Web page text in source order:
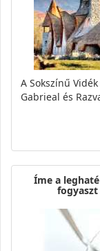
A Sokszínű
Gabrieal és
Íme a
fogyaszt